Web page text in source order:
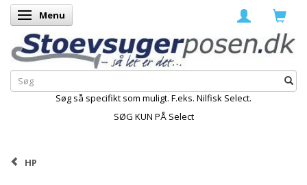
Skifte navigation
Menu
Søg så specifikt som muligt. F.eks. Nilfisk Select.
SØG KUN PÅ Select
HP